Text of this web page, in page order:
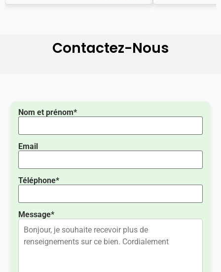
Contactez-Nous
Nom et prénom*
Email
Téléphone*
Message*